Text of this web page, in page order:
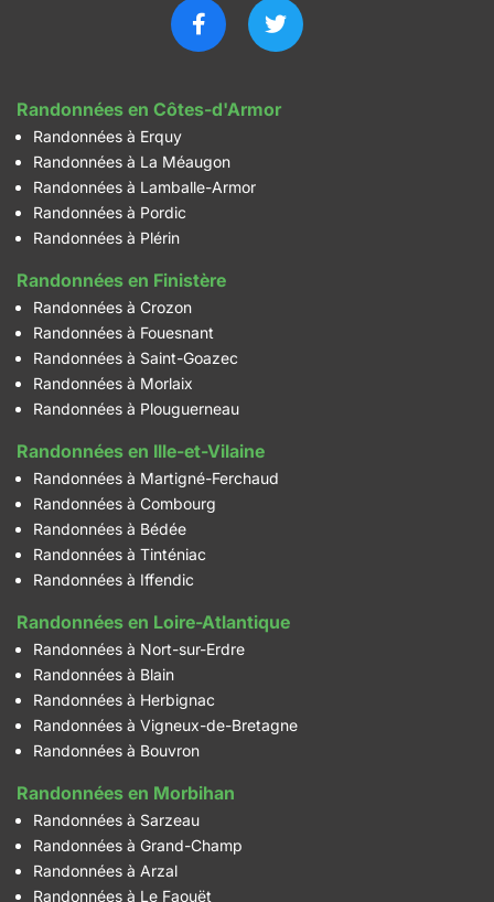
Randonnées en Côtes-d'Armor
Randonnées à Erquy
Randonnées à La Méaugon
Randonnées à Lamballe-Armor
Randonnées à Pordic
Randonnées à Plérin
Randonnées en Finistère
Randonnées à Crozon
Randonnées à Fouesnant
Randonnées à Saint-Goazec
Randonnées à Morlaix
Randonnées à Plouguerneau
Randonnées en Ille-et-Vilaine
Randonnées à Martigné-Ferchaud
Randonnées à Combourg
Randonnées à Bédée
Randonnées à Tinténiac
Randonnées à Iffendic
Randonnées en Loire-Atlantique
Randonnées à Nort-sur-Erdre
Randonnées à Blain
Randonnées à Herbignac
Randonnées à Vigneux-de-Bretagne
Randonnées à Bouvron
Randonnées en Morbihan
Randonnées à Sarzeau
Randonnées à Grand-Champ
Randonnées à Arzal
Randonnées à Le Faouët